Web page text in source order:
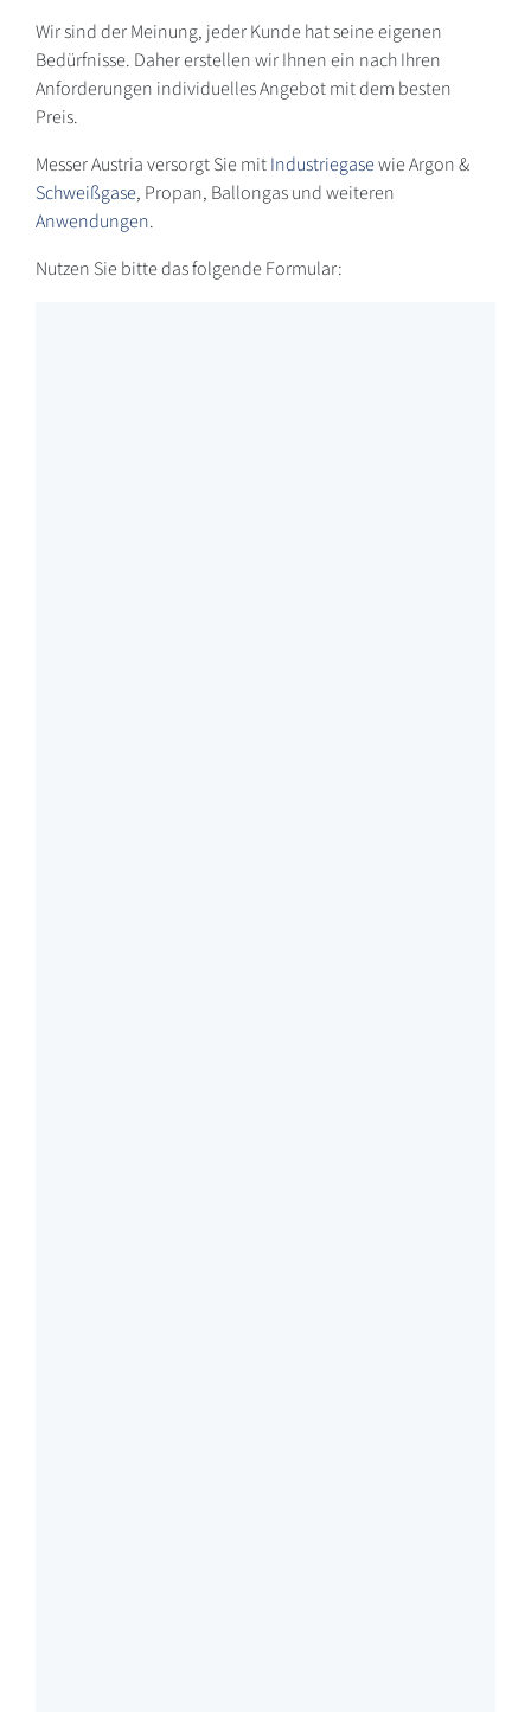
Wir sind der Meinung, jeder Kunde hat seine eigenen
Bedürfnisse. Daher erstellen wir Ihnen ein nach Ihren
Anforderungen individuelles Angebot mit dem besten
Preis.
Messer Austria versorgt Sie mitIndustriegasewie Argon &
Schweißgase, Propan, Ballongas und weiteren
Anwendungen.
Nutzen Sie bitte das folgende Formular: